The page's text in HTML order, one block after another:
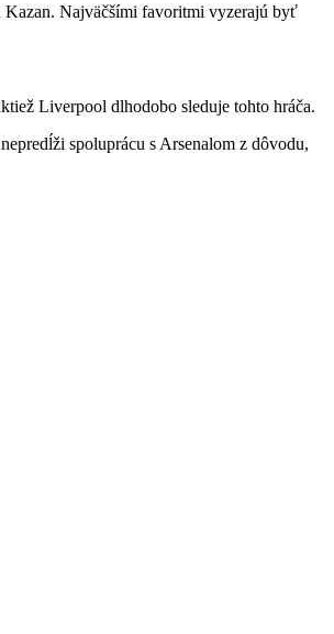
Kazan. Najväčšími favoritmi vyzerajú byť
Liverpool dlhodobo sleduje tohto hráča.
spoluprácu s Arsenalom z dôvodu,